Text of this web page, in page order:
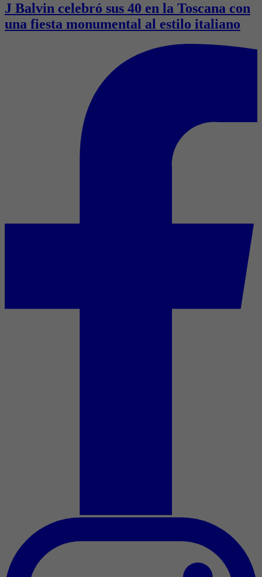
J Balvin celebró sus 40 en la Toscana con
una fiesta monumental al estilo italiano